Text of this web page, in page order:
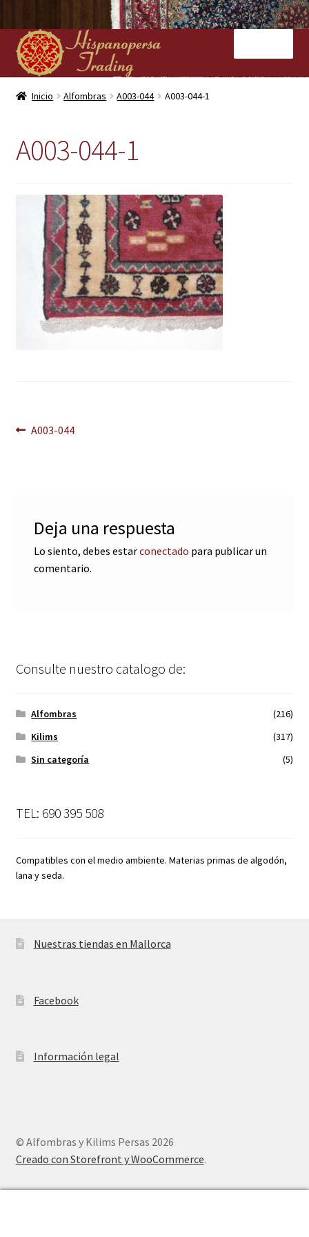
Ir
a
la
navegación
Ir
al
contenido
Inicio
Kilims
Contacto
Inicio Alfombras A003-044 A003-044-1
A003-044-1
Navegación
Anterior:
A003-044
Deja una respuesta
Lo siento, debes estarconectado para publicar un
comentario.
Consulte nuestro catalogo de:
Alfombras
(216)
Kilims
(317)
Sin categoría
(5)
TEL: 690 395 508
Compatibles con el medio ambiente. Materias primas de algodón,
lana y seda.
Nuestras tiendas en Mallorca
Facebook
Información legal
© Alfombras y Kilims Persas 2026
Creado con Storefront y WooCommerce.